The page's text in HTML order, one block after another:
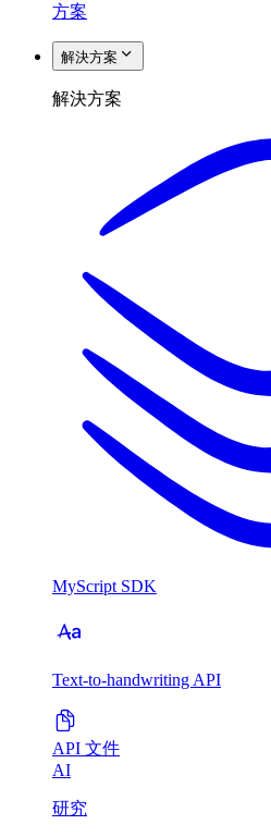
方案
解決方案
解決方案
MyScript SDK
Text-to-handwriting API
API 文件
AI
研究